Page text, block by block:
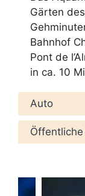
Gärten
Bahnhof
Pont de
in ca. 10
Auto